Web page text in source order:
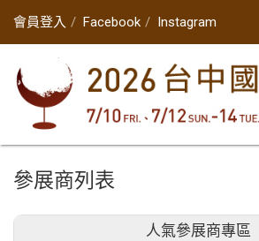
會員登入 Facebook Instagram
參展商列表
人氣參展商專區